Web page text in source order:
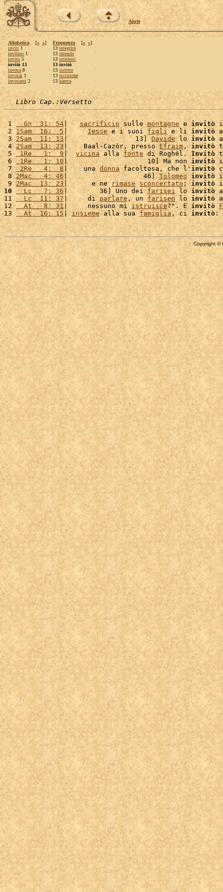
Aiuto
Alfabetica [« »]
inviti 1
invitino 1
invito 5
invitò 13
invoca 8
invocai 1
invocami 2
Frequenza [« »]
13 integrità
13 intendo
13 interessi
13 invitò
13 iscritto
13 iscrizione
13 kàreca
Libro Cap.:Versetto
1
  Gn  31: 54
| sacrificio sulle montagne e invitò i
2 1Sam  16:  5 | Iesse e i suoi figli e li invitò
3 2Sam  11: 13 |                 13] Davide lo invitò
4 2Sam  13: 23|    Baal-Cazòr, presso Efraim , invitò
5 1Re   1:  9 | vicina alla fonte di Roghèl. Invitò
6 1Re   1: 10 |                    10] Ma non invitò
7
2Re   4:  8|    una donna facoltosa, che l'invitò
8 2Mac   4: 46 |                   46] Tolomeo invitò
9 2Mac  13: 23|      e ne rimase sconcertato ; invitò
10
  Lc   7: 36
|        36] Uno dei farisei lo invitò
11
  Lc  11: 37
|     di parlare, un fariseo lo invitò
12
  At   8: 31
|     nessuno mi istruisce?". E invitò
13
  At  16: 15
| insieme alla sua famiglia , ci invitò :
Copyright ©